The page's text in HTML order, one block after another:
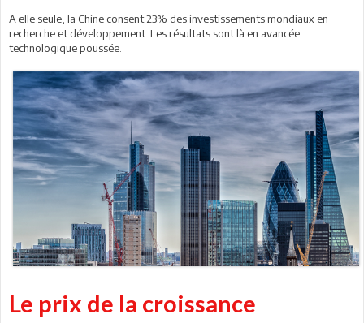
A elle seule, la Chine consent 23% des investissements mondiaux en
recherche et développement. Les résultats sont là en avancée
technologique poussée.
Le prix de la croissance